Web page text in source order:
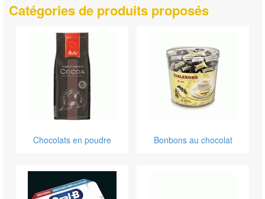
Catégories de produits proposés
Chocolats en poudre Bonbons au chocolat